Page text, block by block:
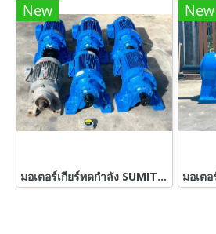
New
มอเตอร์เกียร์ทดกำลัง SUMITOMO JAPAN ขนาด 5 HP 380V สภาพสวยพร้อมใช้ เข้ามา 7 ตัว
New